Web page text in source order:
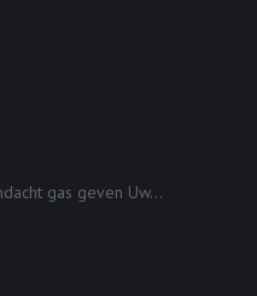
gas geven Uw...